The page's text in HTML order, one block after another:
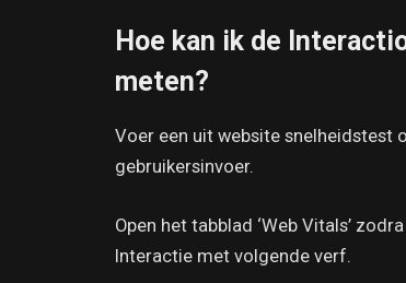
Hoe kan ik de
meten?
Voer een uit website snelheidstest
gebruikersinvoer.
Open het tabblad ‘Web Vitals’
Interactie met volgende verf.